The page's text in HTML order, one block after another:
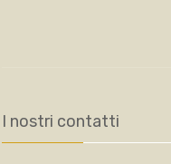
I nostri contatti